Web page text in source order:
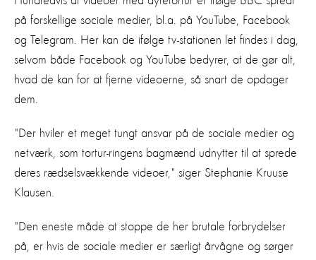
på forskellige sociale medier, bl.a. på YouTube, Facebook
og Telegram. Her kan de ifølge tv-stationen let findes i dag,
selvom både Facebook og YouTube bedyrer, at de gør alt,
hvad de kan for at fjerne videoerne, så snart de opdager
dem.
"Der hviler et meget tungt ansvar på de sociale medier og
netværk, som tortur-ringens bagmænd udnytter til at sprede
deres rædselsvækkende videoer," siger Stephanie Kruuse
Klausen.
"Den eneste måde at stoppe de her brutale forbrydelser
på, er hvis de sociale medier er særligt årvågne og sørger